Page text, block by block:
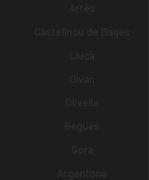
Artés
Castellnou de Bages
Lluçà
Olvan
Olivella
Begues
Sora
Argentona